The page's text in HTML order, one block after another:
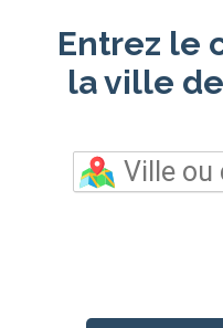
Entrez le
la ville